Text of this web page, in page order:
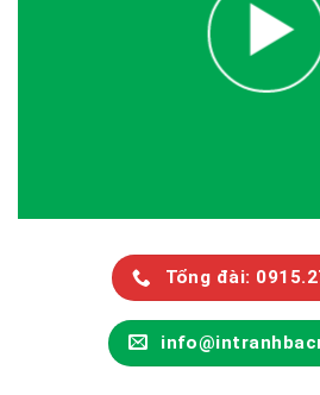
Tổng đài: